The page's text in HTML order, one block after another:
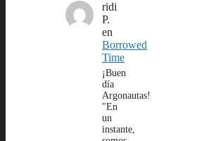
ridi
P.
en
Borrowed
Time
¡Buen
día
Argonautas!
"En
un
instante,